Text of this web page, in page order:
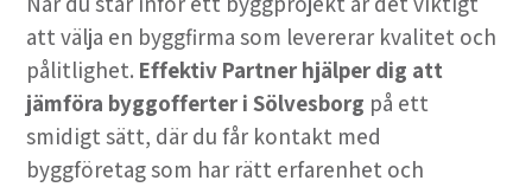
att välja en byggfirma som levererar kvalitet och
pålitlighet. Effektiv Partner hjälper dig att
jämföra byggofferter i Sölvesborg på ett
smidigt sätt, där du får kontakt med
byggföretag som har rätt erfarenhet och